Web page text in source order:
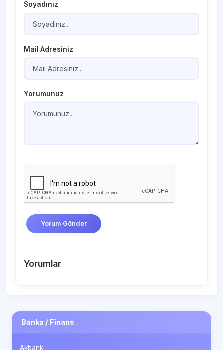
Soyadınız
Mail Adresiniz
Yorumunuz
Yorum Gönder
Yorumlar
Banka / Finans
Akbank